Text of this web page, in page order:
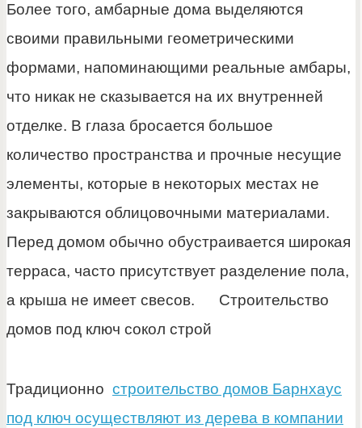
Более того, амбарные дома выделяются
своими правильными геометрическими
формами, напоминающими реальные амбары,
что никак не сказывается на их внутренней
отделке. В глаза бросается большое
количество пространства и прочные несущие
элементы, которые в некоторых местах не
закрываются облицовочными материалами.
Перед домом обычно обустраивается широкая
терраса, часто присутствует разделение пола,
а крыша не имеет свесов. Строительство
домов под ключ сокол строй
Традиционно строительство домов Барнхаус
под ключ осуществляют из дерева в компании